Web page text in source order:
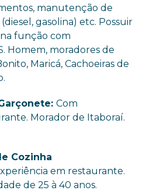
manutenção de
gasolina) etc. Possuir
função com
Homem, moradores de
Maricá, Cachoeiras de
Com
Morador de Itaboraí.
Cozinha
em restaurante.
de 25 à 40 anos.